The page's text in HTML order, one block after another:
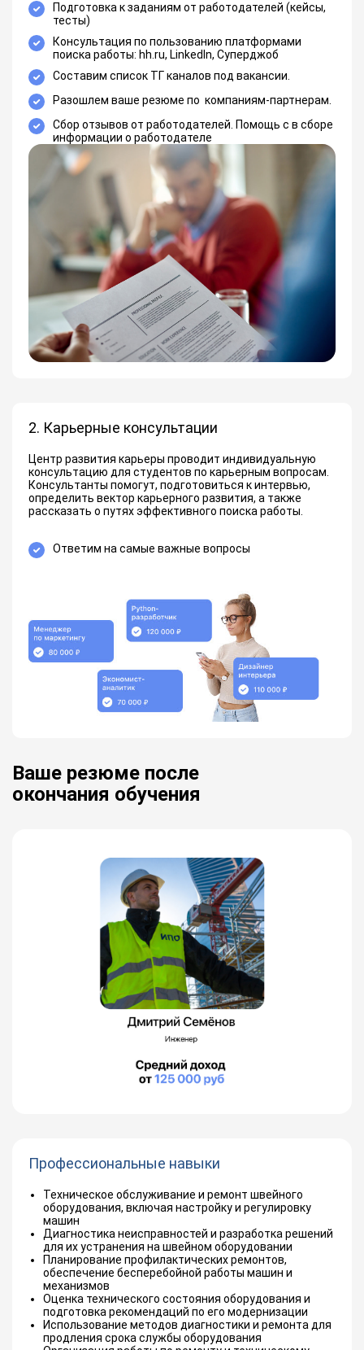
Подготовка к заданиям от работодателей (кейсы,
тесты)
Консультация по пользованию платформами
поиска работы: hh.ru, LinkedIn, Суперджоб
Составим список ТГ каналов под вакансии.
Разошлем ваше резюме по компаниям-партнерам.
Сбор отзывов от работодателей. Помощь с в сборе
информации о работодателе
2. Карьерные консультации
Центр развития карьеры проводит индивидуальную
консультацию для студентов по карьерным вопросам.
Консультанты помогут, подготовиться к интервью,
определить вектор карьерного развития, а также
рассказать о путях эффективного поиска работы.
Ответим на самые важные вопросы
Ваше резюме после
окончания обучения
Профессиональные навыки
Техническое обслуживание и ремонт швейного
оборудования, включая настройку и регулировку
машин
Диагностика неисправностей и разработка решений
для их устранения на швейном оборудовании
Планирование профилактических ремонтов,
обеспечение бесперебойной работы машин и
механизмов
Оценка технического состояния оборудования и
подготовка рекомендаций по его модернизации
Использование методов диагностики и ремонта для
продления срока службы оборудования